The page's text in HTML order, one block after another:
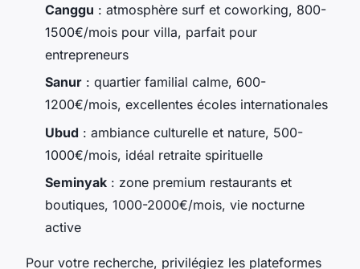
Canggu : atmosphère surf et coworking, 800-
1500€/mois pour villa, parfait pour
entrepreneurs
Sanur : quartier familial calme, 600-
1200€/mois, excellentes écoles internationales
Ubud : ambiance culturelle et nature, 500-
1000€/mois, idéal retraite spirituelle
Seminyak : zone premium restaurants et
boutiques, 1000-2000€/mois, vie nocturne
active
Pour votre recherche, privilégiez les plateformes